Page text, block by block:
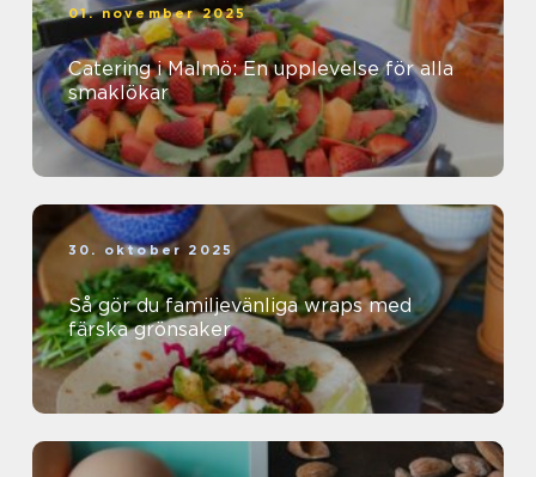
01. november 2025
Catering i Malmö: En upplevelse för alla
smaklökar
30. oktober 2025
Så gör du familjevänliga wraps med
färska grönsaker